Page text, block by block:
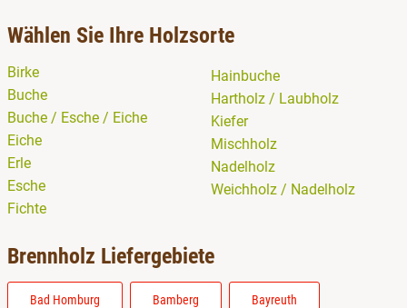
Wählen Sie Ihre Holzsorte
Birke
Buche
Buche / Esche / Eiche
Eiche
Erle
Esche
Fichte
Hainbuche
Hartholz / Laubholz
Kiefer
Mischholz
Nadelholz
Weichholz / Nadelholz
Brennholz Liefergebiete
Bad Homburg Bamberg Bayreuth